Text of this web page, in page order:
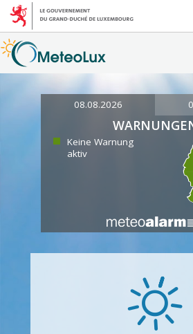
08.08.2026
Keine Warnung
aktiv